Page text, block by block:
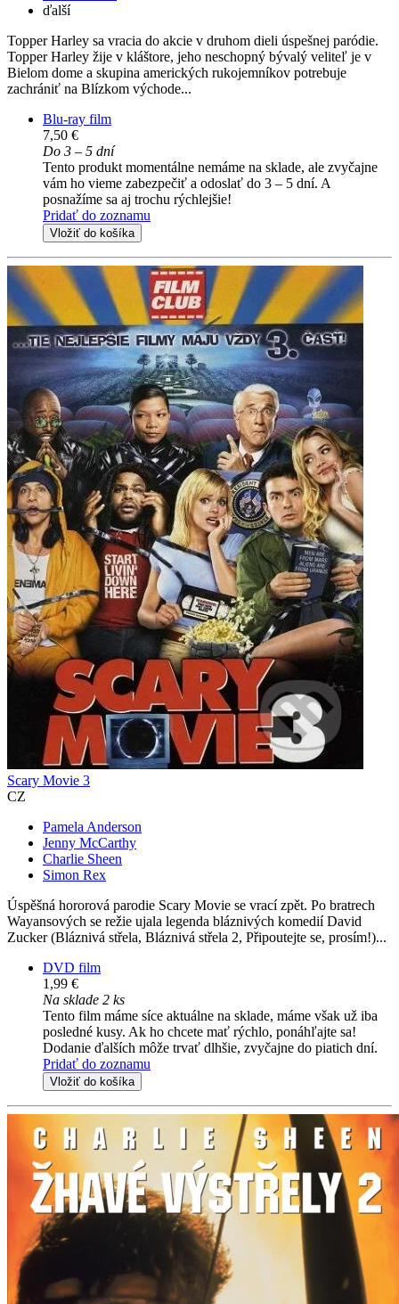
ďalší
Topper Harley sa vracia do akcie v druhom dieli úspešnej paródie.
Topper Harley žije v kláštore, jeho neschopný bývalý veliteľ je v
Bielom dome a skupina amerických rukojemníkov potrebuje
zachrániť na Blízkom východe...
Blu-ray film
7,50 €
Do 3 – 5 dní
Tento produkt momentálne nemáme na sklade, ale zvyčajne
vám ho vieme zabezpečiť a odoslať do 3 – 5 dní. A
posnažíme sa aj trochu rýchlejšie!
Pridať do zoznamu
Vložiť do košíka
Scary Movie 3
CZ
Pamela Anderson
Jenny McCarthy
Charlie Sheen
Simon Rex
Úspěšná hororová parodie Scary Movie se vrací zpět. Po bratrech
Wayansových se režie ujala legenda bláznivých komedií David
Zucker (Bláznivá střela, Bláznivá střela 2, Připoutejte se, prosím!)...
DVD film
1,99 €
Na sklade 2 ks
Tento film máme síce aktuálne na sklade, máme však už iba
posledné kusy. Ak ho chcete mať rýchlo, ponáhľajte sa!
Dodanie ďalších môže trvať dlhšie, zvyčajne do piatich dní.
Pridať do zoznamu
Vložiť do košíka